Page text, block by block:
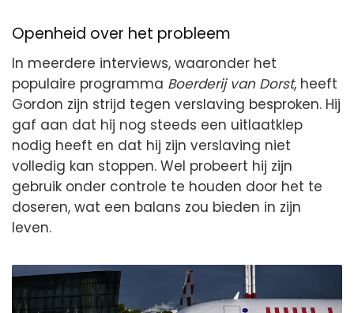
Openheid over het probleem
In meerdere interviews, waaronder het
populaire programma Boerderij van Dorst, heeft
Gordon zijn strijd tegen verslaving besproken. Hij
gaf aan dat hij nog steeds een uitlaatklep
nodig heeft en dat hij zijn verslaving niet
volledig kan stoppen. Wel probeert hij zijn
gebruik onder controle te houden door het te
doseren, wat een balans zou bieden in zijn
leven.